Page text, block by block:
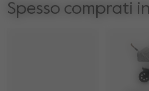
Spesso comprati